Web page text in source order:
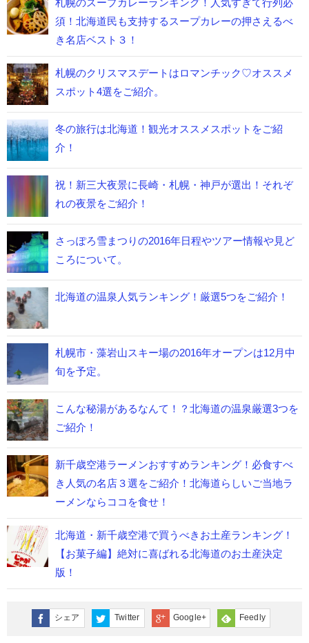
須！北海道民も支持するスープカレーの押さえるべ
き名店ベスト３！
札幌のクリスマスデートはロマンチック♡オススメ
スポット4選をご紹介。
冬の旅行は北海道！観光オススメスポットをご紹
介！
祝！新三大夜景に長崎・札幌・神戸が選出！それぞ
れの夜景をご紹介！
さっぽろ雪まつりの2016年日程やツアー情報や見ど
ころについて。
北海道の温泉人気ランキング！厳選5つをご紹介！
札幌市・藻岩山スキー場の2016年オープンは12月中
旬を予定。
こんな秘湯があるなんて！？北海道の温泉厳選3つを
ご紹介！
新千歳空港ラーメンおすすめランキング！必食すべ
き人気の名店３選をご紹介！北海道らしいご当地ラ
ーメンならココを食せ！
北海道・新千歳空港で買うべきお土産ランキング！
【お菓子編】絶対に喜ばれる北海道のお土産決定
版！
シェア Twitter Google+ Feedly